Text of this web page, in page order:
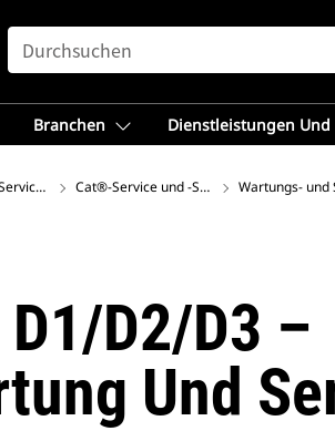
SEARCH
Branchen Dienstleistungen
– Europa
Cat®-Service und -SupportWartungs-
D1/D2/D3 –
Und